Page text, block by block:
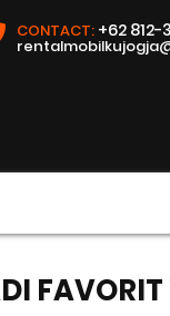
CONTACT: +62 812-